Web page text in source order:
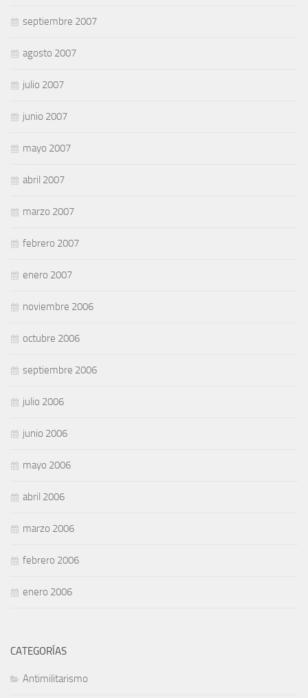
septiembre 2007
agosto 2007
julio 2007
junio 2007
mayo 2007
abril 2007
marzo 2007
febrero 2007
enero 2007
noviembre 2006
octubre 2006
septiembre 2006
julio 2006
junio 2006
mayo 2006
abril 2006
marzo 2006
febrero 2006
enero 2006
CATEGORÍAS
Antimilitarismo